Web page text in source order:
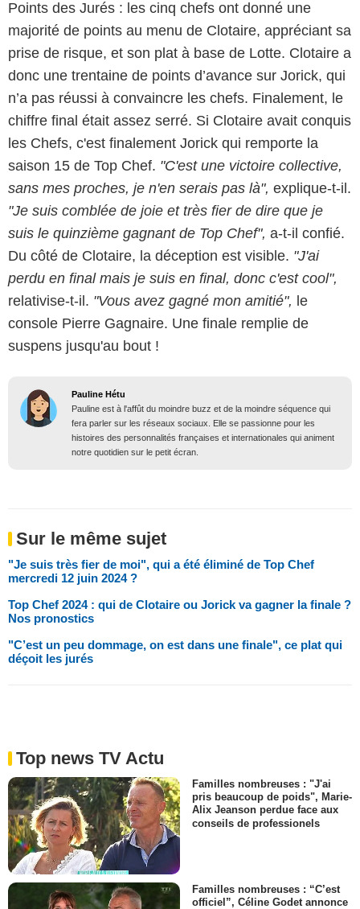
Points des Jurés : les cinq chefs ont donné une
majorité de points au menu de Clotaire, appréciant sa
prise de risque, et son plat à base de Lotte. Clotaire a
donc une trentaine de points d’avance sur Jorick, qui
n’a pas réussi à convaincre les chefs. Finalement, le
chiffre final était assez serré. Si Clotaire avait conquis
les Chefs, c'est finalement Jorick qui remporte la
saison 15 de Top Chef. "C'est une victoire collective,
sans mes proches, je n'en serais pas là", explique-t-il.
"Je suis comblée de joie et très fier de dire que je
suis le quinzième gagnant de Top Chef", a-t-il confié.
Du côté de Clotaire, la déception est visible. "J'ai
perdu en final mais je suis en final, donc c'est cool",
relativise-t-il. "Vous avez gagné mon amitié", le
console Pierre Gagnaire. Une finale remplie de
suspens jusqu'au bout !
Pauline Hétu
Pauline est à l'affût du moindre buzz et de la moindre séquence qui
fera parler sur les réseaux sociaux. Elle se passionne pour les
histoires des personnalités françaises et internationales qui animent
notre quotidien sur le petit écran.
Sur le même sujet
"Je suis très fier de moi", qui a été éliminé de Top Chef
mercredi 12 juin 2024 ?
Top Chef 2024 : qui de Clotaire ou Jorick va gagner la finale ?
Nos pronostics
"C’est un peu dommage, on est dans une finale", ce plat qui
déçoit les jurés
Top news TV Actu
Familles nombreuses : "J'ai
pris beaucoup de poids", Marie-
Alix Jeanson perdue face aux
conseils de professionels
Familles nombreuses : “C’est
officiel”, Céline Godet annonce